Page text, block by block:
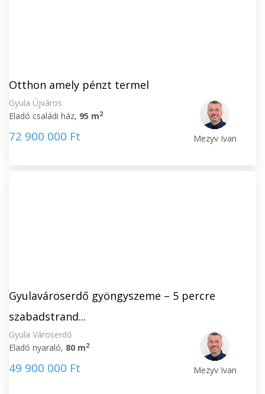
Otthon amely pénzt termel
Gyula Újváros
Eladó családi ház, 95 m2
72 900 000 Ft Mezyv Ivan
Gyulavároserdő gyöngyszeme – 5 percre
szabadstrand...
Gyula Városerdő
Eladó nyaraló, 80 m2
49 900 000 Ft Mezyv Ivan